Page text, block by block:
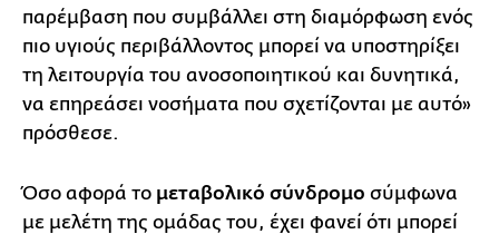
παρέμβαση που συμβάλλει στη διαμόρφωση ενός
πιο υγιούς περιβάλλοντος μπορεί να υποστηρίξει
τη λειτουργία του ανοσοποιητικού και δυνητικά,
να επηρεάσει νοσήματα που σχετίζονται με αυτό»
πρόσθεσε.
Όσο αφορά το μεταβολικό σύνδρομο σύμφωνα
με μελέτη της ομάδας του, έχει φανεί ότι μπορεί